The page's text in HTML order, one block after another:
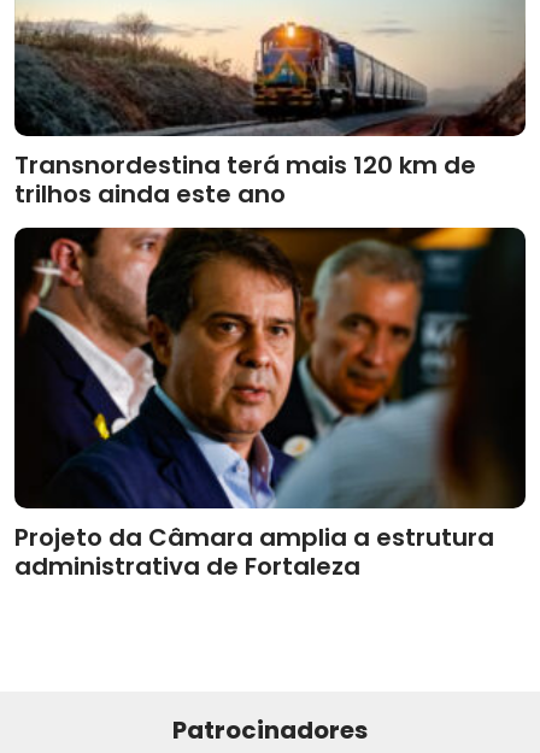
Transnordestina terá mais 120 km de
trilhos ainda este ano
Projeto da Câmara amplia a estrutura
administrativa de Fortaleza
Patrocinadores